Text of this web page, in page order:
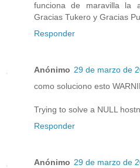
funciona de maravilla la
Gracias Tukero y Gracias
Responder
Anónimo 29 de marzo de
como soluciono esto
Trying to solve a NULL
Responder
Anónimo 29 de marzo de